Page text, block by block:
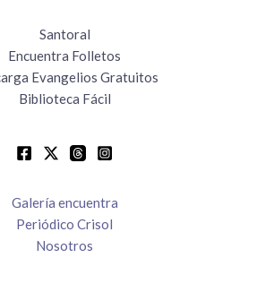
Santoral
Encuentra Folletos
Evangelios Gratuitos
Biblioteca Fácil
Galería encuentra
Periódico Crisol
Nosotros